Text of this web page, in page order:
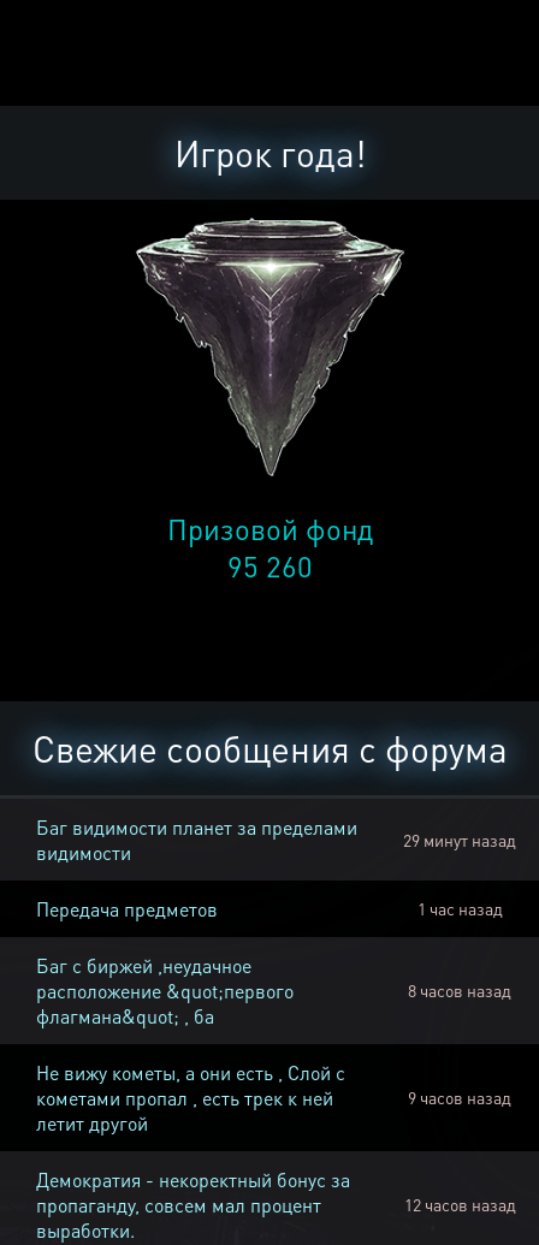
Игрок года!
Призовой фонд
95 260
Свежие сообщения с форума
Баг видимости планет за пределами
видимости
29 минут назад
Передача предметов 1 час назад
Баг с биржей ,неудачное
расположение &quot;первого
флагмана&quot; , ба
8 часов назад
Не вижу кометы, а они есть , Слой с
кометами пропал , есть трек к ней
летит другой
9 часов назад
Демократия - некоректный бонус за
пропаганду, совсем мал процент
выработки.
12 часов назад